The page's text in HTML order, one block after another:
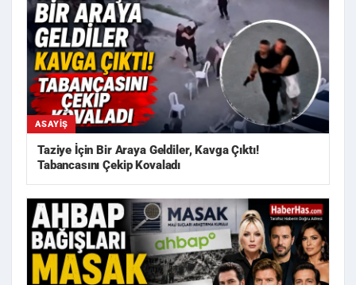
ASAYIŞ
Taziye İçin Bir Araya Geldiler, Kavga Çıktı!
Tabancasını Çekip Kovaladı